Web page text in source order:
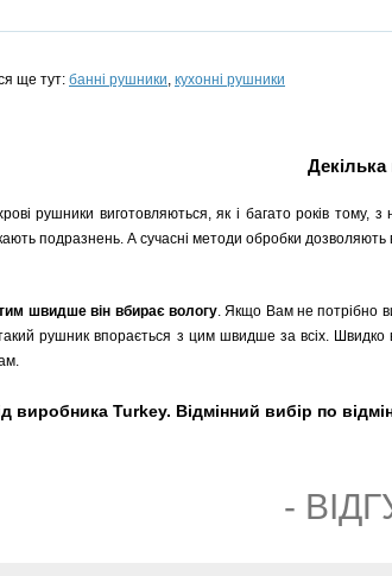
ще тут: банні рушники, кухонні рушники
рушники виготовляються, як і багато років тому,
подразнень. А сучасні методи обробки дозволяють
швидше він вбирає вологу. Якщо Вам не потрібно
рушник впорається з цим швидше за всіх.
виробника Turkey. Відмінний вибір по
-